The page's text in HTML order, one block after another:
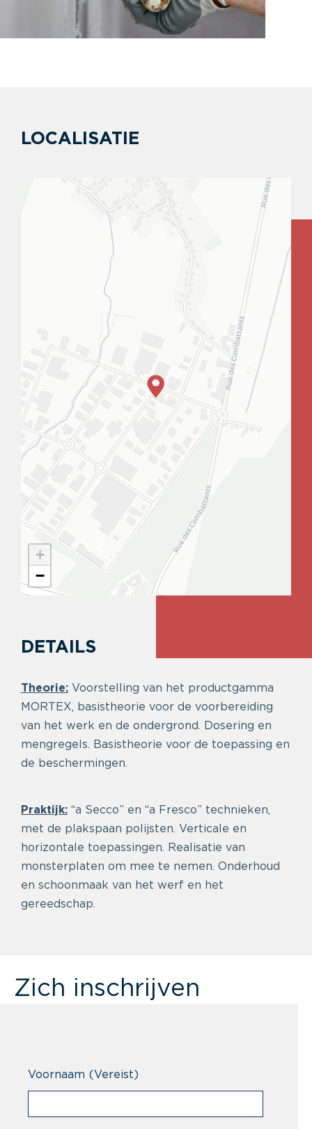
LOCALISATIE
+
−
DETAILS
Theorie: Voorstelling van het productgamma
MORTEX, basistheorie voor de voorbereiding
van het werk en de ondergrond. Dosering en
mengregels. Basistheorie voor de toepassing en
de beschermingen.
Praktijk: “a Secco” en “a Fresco” technieken,
met de plakspaan polijsten. Verticale en
horizontale toepassingen. Realisatie van
monsterplaten om mee te nemen. Onderhoud
en schoonmaak van het werf en het
gereedschap.
Zich inschrijven
Voornaam (Vereist)